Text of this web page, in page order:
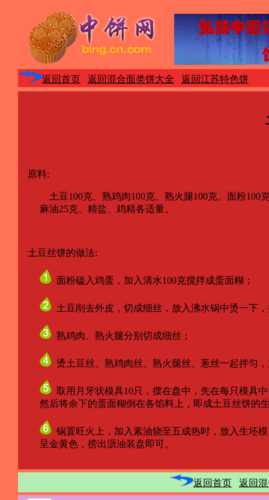
返回首页 返回混合面类饼大全 返回江苏特色饼
原料:
土豆100克、熟鸡肉100克、熟火腿100克、面粉100克
麻油25克、精盐、鸡精各适量。
土豆丝饼的做法:
面粉磕入鸡蛋，加入清水100克搅拌成蛋面糊；
土豆削去外皮，切成细丝，放入沸水锅中烫一下
熟鸡肉、熟火腿分别切成细丝；
烫土豆丝、熟鸡肉丝、熟火腿丝、葱丝一起拌匀
取用月牙状模具10只，摆在盘中，先在每只模具
然后将余下的蛋面糊倒在各馅料上，即成土豆丝饼的
锅置旺火上，加入素油烧至五成热时，放入生坯
呈金黄色，捞出沥油装盘即可。
返回首页 返回